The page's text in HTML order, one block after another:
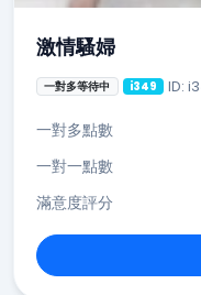
激情騷婦
一對多等待中 i349 ID:
一對多點數
一對一點數
滿意度評分